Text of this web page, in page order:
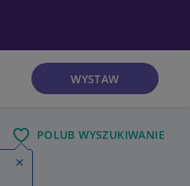
WYSTAW
POLUB WYSZUKIWANIE
Zamknij wskazówkę